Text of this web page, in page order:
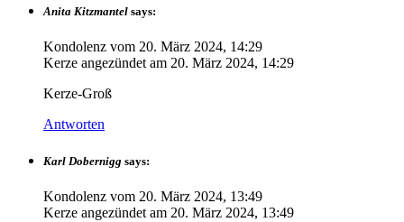
Anita Kitzmantel says:
Kondolenz vom 20. März 2024, 14:29
Kerze angezündet am 20. März 2024, 14:29
Kerze-Groß
Antworten
Karl Dobernigg says:
Kondolenz vom 20. März 2024, 13:49
Kerze angezündet am 20. März 2024, 13:49